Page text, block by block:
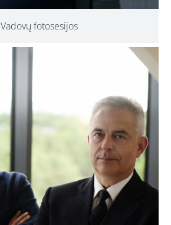
Vadovų fotosesijos